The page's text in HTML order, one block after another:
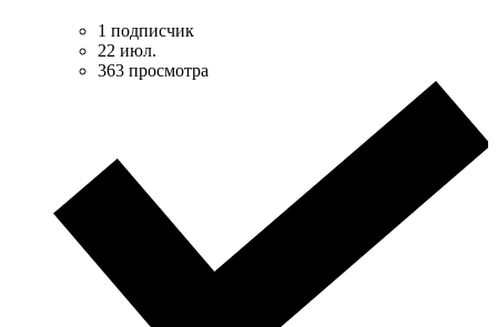
1 подписчик
22 июл.
363 просмотра